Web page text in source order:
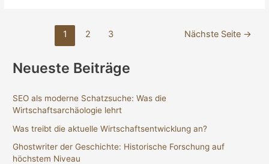
Zeit
Seitennummerierung
1 2 3 Nächste Seite →
Neueste Beiträge
SEO als moderne Schatzsuche: Was die
Wirtschaftsarchäologie lehrt
Was treibt die aktuelle Wirtschaftsentwicklung an?
Ghostwriter der Geschichte: Historische Forschung auf
höchstem Niveau